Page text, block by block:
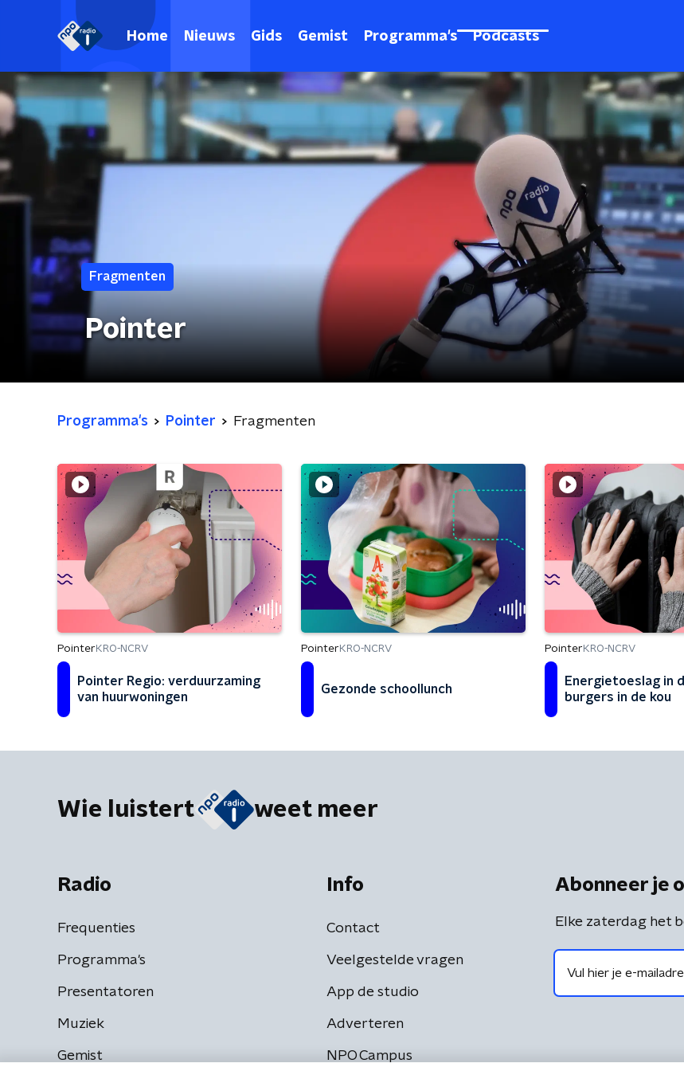
Home Nieuws Gids Gemist Programma's Podcasts
Fragmenten
Pointer
Programma's Pointer Fragmenten
Pointer KRO-NCRV
Pointer Regio: verduurzaming
van huurwoningen
Pointer KRO-NCRV
Gezonde schoollunch
Pointer KRO-NCRV
Energietoeslag in
burgers in de kou
Wie luistert weet meer
Radio
Frequenties
Programma's
Presentatoren
Muziek
Gemist
Info
Contact
Veelgestelde vragen
App de studio
Adverteren
NPO Campus
Abonneer je
Elke zaterdag het